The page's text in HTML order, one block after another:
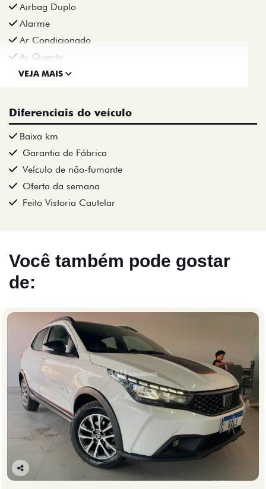
Airbag Duplo
Alarme
Ar Condicionado
Ar Quente
VEJA MAIS
Diferenciais do veículo
Baixa km
Garantia de Fábrica
Veículo de não-fumante
Oferta da semana
Feito Vistoria Cautelar
Você também pode gostar
de:
Co